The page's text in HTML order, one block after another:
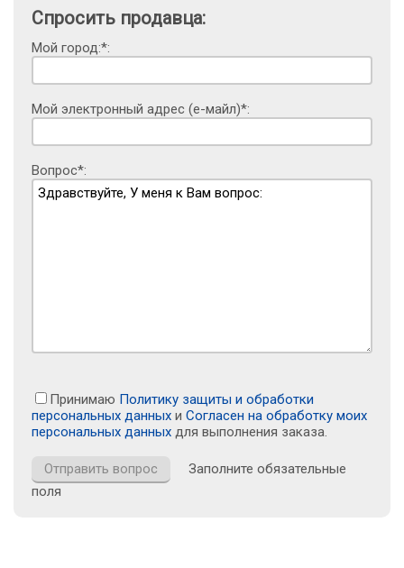
Спросить продавца:
Мой город:*:
Мой электронный адрес (е-майл)*:
Вопрос*:
Принимаю Политику защиты и обработки
персональных данных и Согласен на обработку моих
персональных данных для выполнения заказа.
Заполните обязательные
поля